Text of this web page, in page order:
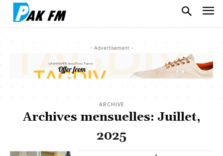
- Advertisement -
ARCHIVE
Archives mensuelles: Juillet,
2025